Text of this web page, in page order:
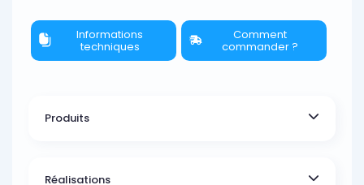
Informations
techniques
Comment
commander ?
Produits
Réalisations